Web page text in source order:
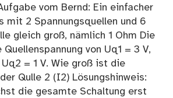
vom Bernd: Ein einfacher
mit 2 Spannungsquellen und 6
gleich groß, nämlich 1 Ohm Die
von Uq1 = 3 V,
= 1 V. Wie groß ist die
Qulle 2 (I2) Lösungshinweis:
die gesamte Schaltung erst